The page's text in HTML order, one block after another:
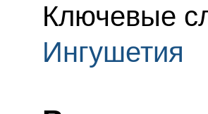
Ключевые
Ингушетия